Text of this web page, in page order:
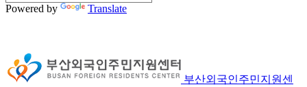
Powered by Translate
부산외국인주민지원센